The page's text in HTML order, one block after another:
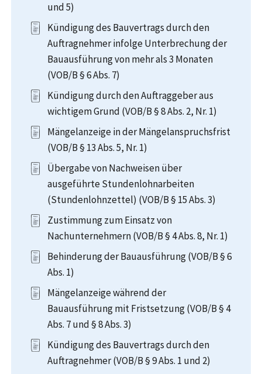
und 5)
Kündigung des Bauvertrags durch den
Auftragnehmer infolge Unterbrechung der
Bauausführung von mehr als 3 Monaten
(VOB/B § 6 Abs. 7)
Kündigung durch den Auftraggeber aus
wichtigem Grund (VOB/B § 8 Abs. 2, Nr. 1)
Mängelanzeige in der Mängelanspruchsfrist
(VOB/B § 13 Abs. 5, Nr. 1)
Übergabe von Nachweisen über
ausgeführte Stundenlohnarbeiten
(Stundenlohnzettel) (VOB/B § 15 Abs. 3)
Zustimmung zum Einsatz von
Nachunternehmern (VOB/B § 4 Abs. 8, Nr. 1)
Behinderung der Bauausführung (VOB/B § 6
Abs. 1)
Mängelanzeige während der
Bauausführung mit Fristsetzung (VOB/B § 4
Abs. 7 und § 8 Abs. 3)
Kündigung des Bauvertrags durch den
Auftragnehmer (VOB/B § 9 Abs. 1 und 2)